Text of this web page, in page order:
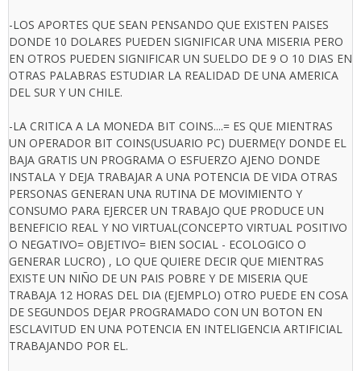
-LOS APORTES QUE SEAN PENSANDO QUE EXISTEN PAISES
DONDE 10 DOLARES PUEDEN SIGNIFICAR UNA MISERIA PERO
EN OTROS PUEDEN SIGNIFICAR UN SUELDO DE 9 O 10 DIAS EN
OTRAS PALABRAS ESTUDIAR LA REALIDAD DE UNA AMERICA
DEL SUR Y UN CHILE.
-LA CRITICA A LA MONEDA BIT COINS....= ES QUE MIENTRAS
UN OPERADOR BIT COINS(USUARIO PC) DUERME(Y DONDE EL
BAJA GRATIS UN PROGRAMA O ESFUERZO AJENO DONDE
INSTALA Y DEJA TRABAJAR A UNA POTENCIA DE VIDA OTRAS
PERSONAS GENERAN UNA RUTINA DE MOVIMIENTO Y
CONSUMO PARA EJERCER UN TRABAJO QUE PRODUCE UN
BENEFICIO REAL Y NO VIRTUAL(CONCEPTO VIRTUAL POSITIVO
O NEGATIVO= OBJETIVO= BIEN SOCIAL - ECOLOGICO O
GENERAR LUCRO) , LO QUE QUIERE DECIR QUE MIENTRAS
EXISTE UN NIÑO DE UN PAIS POBRE Y DE MISERIA QUE
TRABAJA 12 HORAS DEL DIA (EJEMPLO) OTRO PUEDE EN COSA
DE SEGUNDOS DEJAR PROGRAMADO CON UN BOTON EN
ESCLAVITUD EN UNA POTENCIA EN INTELIGENCIA ARTIFICIAL
TRABAJANDO POR EL.